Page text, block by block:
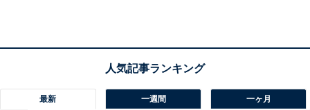
な魅力。さらに、ポーチとしてもポシェットとしても使
い分けることができる2WAY仕様になっています。日常
最新 一週間 一ヶ月